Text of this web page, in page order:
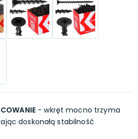
- wkręt mocno trzyma
doskonałą stabilność